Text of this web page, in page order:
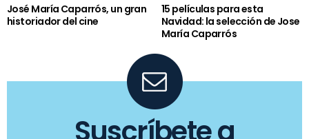
José María Caparrós, un gran
historiador del cine
15 películas para esta
Navidad: la selección de Jose
María Caparrós
Suscríbete a